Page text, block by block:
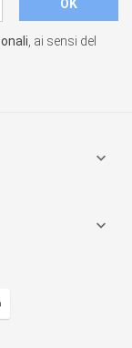
, ai sensi del

